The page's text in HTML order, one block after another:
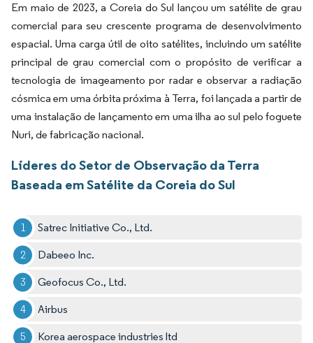
Em maio de 2023, a Coreia do Sul lançou um satélite de grau
comercial para seu crescente programa de desenvolvimento
espacial. Uma carga útil de oito satélites, incluindo um satélite
principal de grau comercial com o propósito de verificar a
tecnologia de imageamento por radar e observar a radiação
cósmica em uma órbita próxima à Terra, foi lançada a partir de
uma instalação de lançamento em uma ilha ao sul pelo foguete
Nuri, de fabricação nacional.
Líderes do Setor de Observação da Terra
Baseada em Satélite da Coreia do Sul
Satrec Initiative Co., Ltd.
Dabeeo Inc.
Geofocus Co., Ltd.
Airbus
Korea aerospace industries ltd